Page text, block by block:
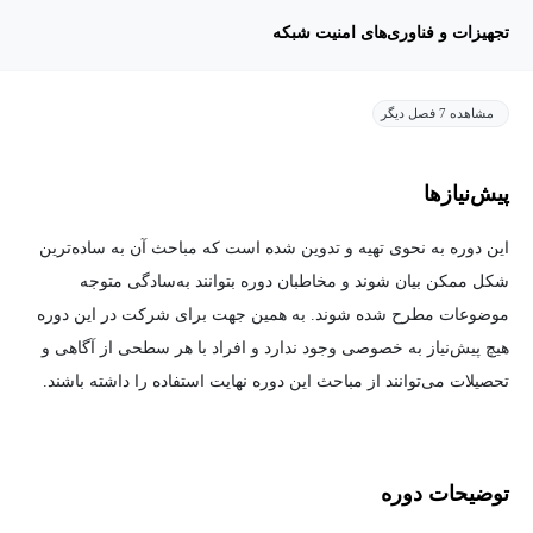
تجهیزات و فناوری‌های امنیت شبکه
مشاهده 7 فصل دیگر
پیش‌نیاز‌ها
این دوره به نحوی تهیه و تدوین شده است که مباحث آن به ساده‌ترین
شکل ممکن بیان شوند و مخاطبان دوره بتوانند به‌سادگی متوجه
موضوعات مطرح شده شوند. به همین جهت برای شرکت در این دوره
هیچ پیش‌نیاز به خصوصی وجود ندارد و افراد با هر سطحی از آگاهی و
تحصیلات می‌توانند از مباحث این دوره نهایت استفاده را داشته باشند.
توضیحات دوره